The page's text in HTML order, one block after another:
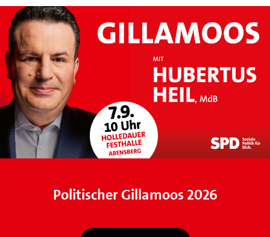
Politischer Gillamoos 2026